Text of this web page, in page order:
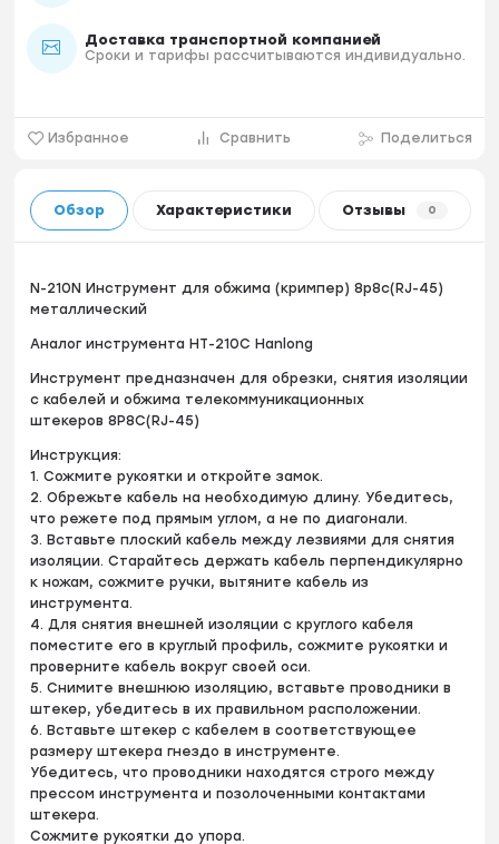
Доставка транспортной компанией
Сроки и тарифы рассчитываются индивидуально.
Избранное Сравнить Поделиться
Обзор Характеристики Отзывы 0
N-210N Инструмент для обжима (кримпер) 8p8c(RJ-45)
металлический
Аналог инструмента HT-210C Hanlong
Инструмент предназначен для обрезки, снятия изоляции
с кабелей и обжима телекоммуникационных
штекеров 8P8C(RJ-45)
Инструкция:
1. Сожмите рукоятки и откройте замок.
2. Обрежьте кабель на необходимую длину. Убедитесь,
что режете под прямым углом, а не по диагонали.
3. Вставьте плоский кабель между лезвиями для снятия
изоляции. Старайтесь держать кабель перпендикулярно
к ножам, сожмите ручки, вытяните кабель из
инструмента.
4. Для снятия внешней изоляции с круглого кабеля
поместите его в круглый профиль, сожмите рукоятки и
проверните кабель вокруг своей оси.
5. Снимите внешнюю изоляцию, вставьте проводники в
штекер, убедитесь в их правильном расположении.
6. Вставьте штекер с кабелем в соответствующее
размеру штекера гнездо в инструменте.
Убедитесь, что проводники находятся строго между
прессом инструмента и позолоченными контактами
штекера.
Сожмите рукоятки до упора.